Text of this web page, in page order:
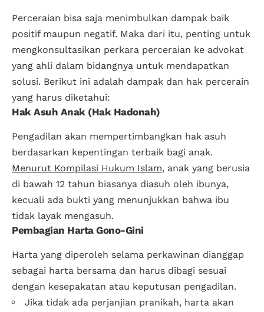
Perceraian bisa saja menimbulkan dampak baik
positif maupun negatif. Maka dari itu, penting untuk
mengkonsultasikan perkara perceraian ke advokat
yang ahli dalam bidangnya untuk mendapatkan
solusi. Berikut ini adalah dampak dan hak percerain
yang harus diketahui:
Hak Asuh Anak (Hak Hadonah)
Pengadilan akan mempertimbangkan hak asuh
berdasarkan kepentingan terbaik bagi anak.
Menurut Kompilasi Hukum Islam, anak yang berusia
di bawah 12 tahun biasanya diasuh oleh ibunya,
kecuali ada bukti yang menunjukkan bahwa ibu
tidak layak mengasuh.
Pembagian Harta Gono-Gini
Harta yang diperoleh selama perkawinan dianggap
sebagai harta bersama dan harus dibagi sesuai
dengan kesepakatan atau keputusan pengadilan.
Jika tidak ada perjanjian pranikah, harta akan